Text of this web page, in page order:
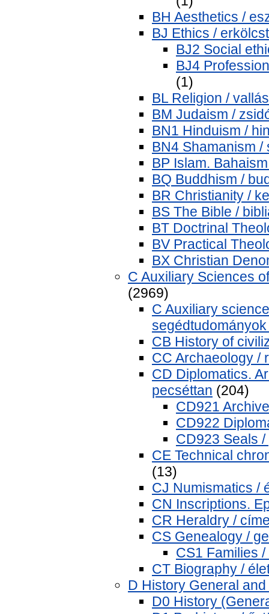
BH Aesthetics /
BJ Ethics /
BJ2 Social
BJ4
(1)
BL Religion / vallás
BM Judaism /
BN1 Hinduism /
BN4 Shamanism /
BP Islam.
BQ Buddhism /
BR Christianity /
BS The Bible /
BT Doctrinal
BV Practical
BX Christian
C Auxiliary Sciences
(2969)
C Auxiliary
CB History of
CC Archaeology /
CD Diplomatics.
pecséttan (204)
CD921
CD922
CD923 Seals
CE Technical
(13)
CJ Numismatics /
CN Inscriptions.
CR Heraldry /
CS Genealogy /
CS1 Families
CT Biography /
D History General
D0 History